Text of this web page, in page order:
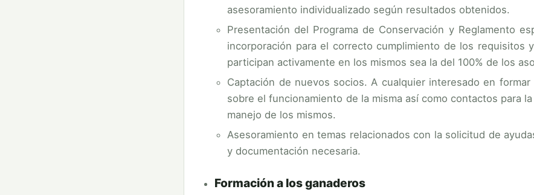
asesoramiento individualizado según resultados obtenidos.
Presentación del Programa de Conservación y Reglamento
incorporación para el correcto cumplimiento de los requisitos
participan activamente en los mismos sea la del 100% de los
Captación de nuevos socios. A cualquier interesado en
sobre el funcionamiento de la misma así como contactos para
manejo de los mismos.
Asesoramiento en temas relacionados con la solicitud de
y documentación necesaria.
Formación a los ganaderos